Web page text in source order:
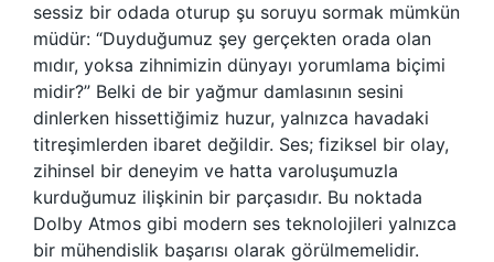
sessiz bir odada oturup şu soruyu sormak mümkün
müdür: “Duyduğumuz şey gerçekten orada olan
mıdır, yoksa zihnimizin dünyayı yorumlama biçimi
midir?” Belki de bir yağmur damlasının sesini
dinlerken hissettiğimiz huzur, yalnızca havadaki
titreşimlerden ibaret değildir. Ses; fiziksel bir olay,
zihinsel bir deneyim ve hatta varoluşumuzla
kurduğumuz ilişkinin bir parçasıdır. Bu noktada
Dolby Atmos gibi modern ses teknolojileri yalnızca
bir mühendislik başarısı olarak görülmemelidir.